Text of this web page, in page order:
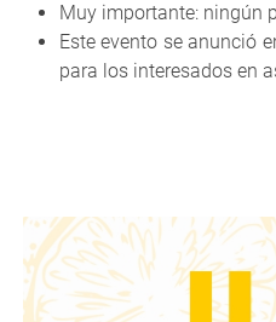
Muy importante: ningún
Este evento se anunció
para los interesados en